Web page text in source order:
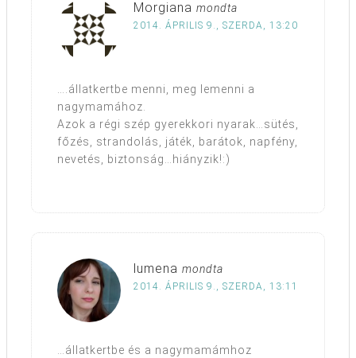
Morgiana mondta
2014. ÁPRILIS 9., SZERDA, 13:20
….állatkertbe menni, meg lemenni a
nagymamához.
Azok a régi szép gyerekkori nyarak…sütés,
főzés, strandolás, játék, barátok, napfény,
nevetés, biztonság…hiányzik!:)
lumena mondta
2014. ÁPRILIS 9., SZERDA, 13:11
…állatkertbe és a nagymamámhoz